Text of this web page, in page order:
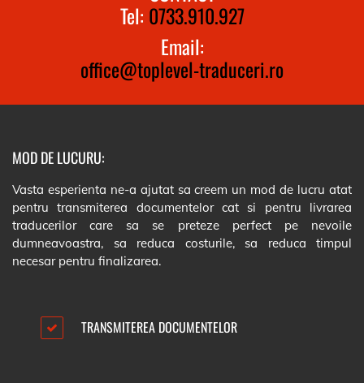
Tel: 0733.910.927
Email:
office@toplevel-traduceri.ro
MOD DE LUCURU:
Vasta esperienta ne-a ajutat sa creem un mod de lucru atat
pentru transmiterea documentelor cat si pentru livrarea
traducerilor care sa se preteze perfect pe nevoile
dumneavoastra, sa reduca costurile, sa reduca timpul
necesar pentru finalizarea.
TRANSMITEREA DOCUMENTELOR